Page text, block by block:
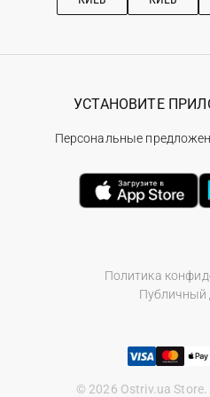
Политика
Публичный
© 2026 Ostriv.ua Store.
УСТАНОВИТЕ
Персональные